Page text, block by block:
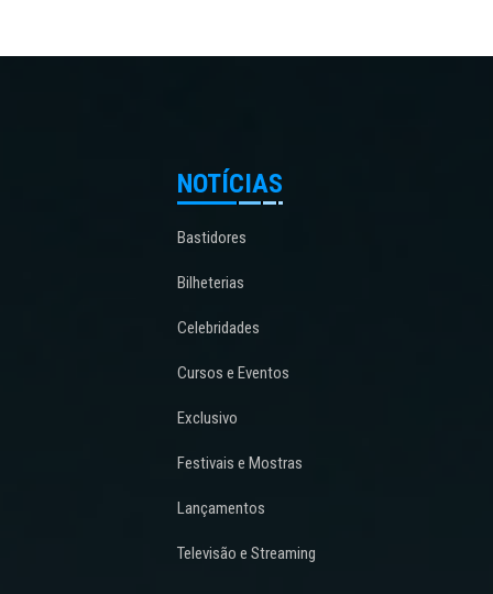
NOTÍCIAS
Bastidores
Bilheterias
Celebridades
Cursos e Eventos
Exclusivo
Festivais e Mostras
Lançamentos
Televisão e Streaming